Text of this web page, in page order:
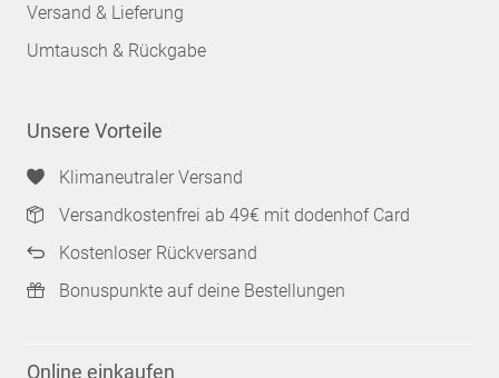
Versand & Lieferung
Umtausch & Rückgabe
Unsere Vorteile
Klimaneutraler Versand
Versandkostenfrei ab 49€ mit dodenhof Card
Kostenloser Rückversand
Bonuspunkte auf deine Bestellungen
Online einkaufen